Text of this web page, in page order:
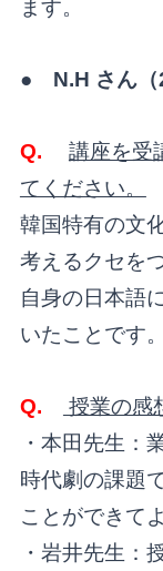
ます。
● N.H さん（
Q.
講座を受
てください。
韓国特有の文
考えるクセを
自身の日本語
いたことです。
Q.
授業の感
・本田先生：
時代劇の課題
ことができて
・岩井先生：